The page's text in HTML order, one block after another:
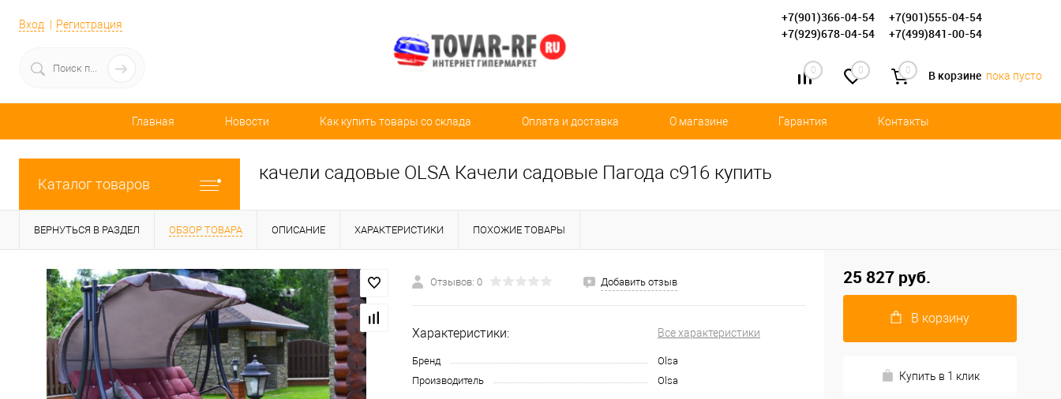
Вход Регистрация +7(901)366-04-54
+7(901)555-04-54
+7(929)678-04-54
+7(499)841-00-54
0 0 0 В корзине пока пусто
Главная Новости Как купить товары со склада Оплата и доставка О магазине Гарантия Контакты
Каталог товаров
качели садовые OLSA Качели садовые Пагода с916 купить
ВЕРНУТЬСЯ В РАЗДЕЛ ОБЗОР ТОВАРА ОПИСАНИЕ ХАРАКТЕРИСТИКИ ПОХОЖИЕ ТОВАРЫ
Отзывов: 0 Добавить отзыв
Характеристики: Все характеристики
Бренд
Olsa
Производитель
Olsa
25 827 руб.
В корзину
Купить в 1 клик